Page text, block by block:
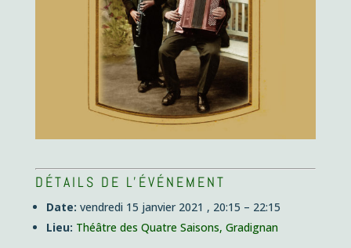
DÉTAILS DE L'ÉVÉNEMENT
Date: vendredi 15 janvier 2021 , 20:15 – 22:15
Lieu: Théâtre des Quatre Saisons, Gradignan